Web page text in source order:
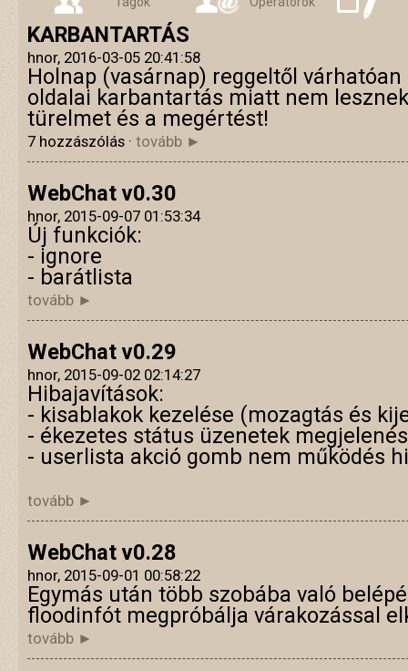
KARBANTARTÁS
hnor, 2016-03-05 20:41:58
Holnap (vasárnap) reggeltől várhatóan
oldalai karbantartás miatt nem
türelmet és a megértést!
7 hozzászólás · tovább ►
WebChat v0.30
hnor, 2015-09-07 01:53:34
Új funkciók:
- ignore
- barátlista
tovább ►
WebChat v0.29
hnor, 2015-09-02 02:14:27
Hibajavítások:
- kisablakok kezelése (mozagtás és
- ékezetes státus üzenetek
- userlista akció gomb nem működés
tovább ►
WebChat v0.28
hnor, 2015-09-01 00:58:22
Egymás után több szobába való
floodinfót megpróbálja várakozással
tovább ►